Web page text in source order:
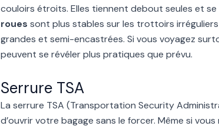
couloirs étroits. Elles tiennent debout seules et
roues sont plus stables sur les trottoirs
grandes et semi-encastrées. Si vous voyagez
peuvent se révéler plus pratiques que prévu.
Serrure TSA
La serrure TSA (Transportation Security
d’ouvrir votre bagage sans le forcer. Même si